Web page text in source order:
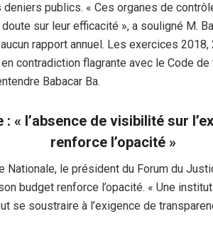
publics. « Ces organes de
sur leur efficacité », a souligné M.
rapport annuel. Les exercices
contradiction flagrante avec le Code
Babacar Ba.
« l’absence de visibilité sur
renforce l’opacité »
Nationale, le président du Forum du
budget renforce l’opacité. « Une
se soustraire à l’exigence de